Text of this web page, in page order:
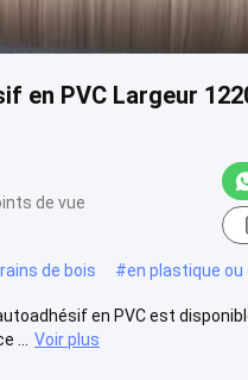
en PVC Largeur
de vue
de bois #en plastique ou
en PVC est
...
Voir plus